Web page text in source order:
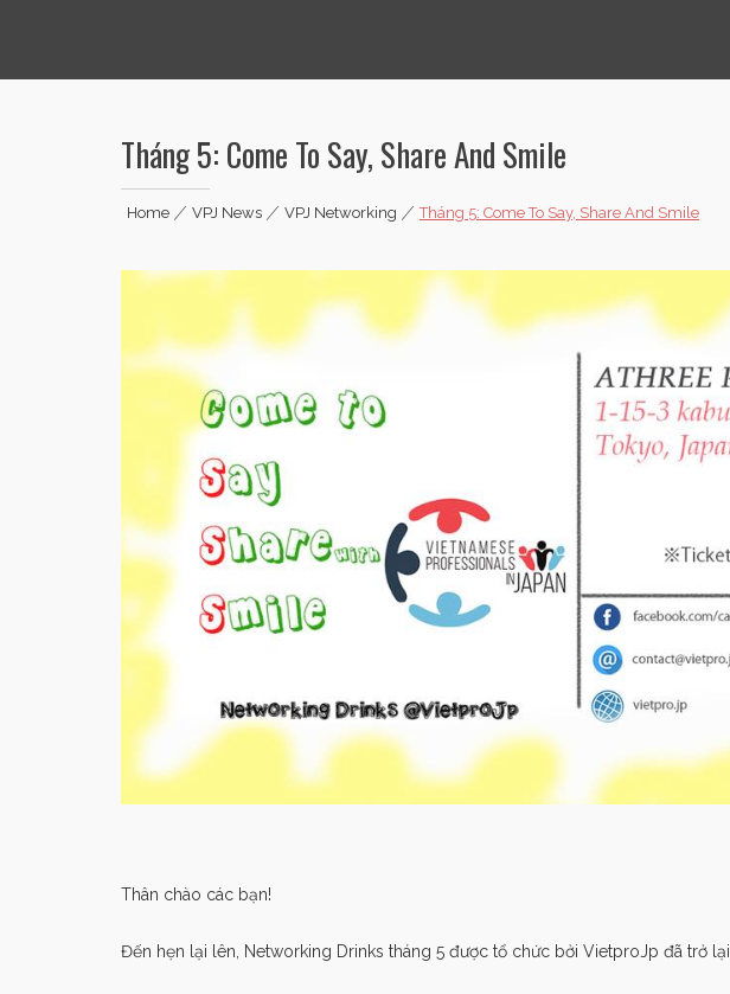
Tháng 5: Come To Say, Share And Smile
Home|VPJ News|VPJ Networking|Tháng 5: Come To Say, Share And Smile
Thân chào các bạn!
Đến hẹn lại lên, Networking Drinks tháng 5 được tổ chức bởi VietproJp đã trở lại.